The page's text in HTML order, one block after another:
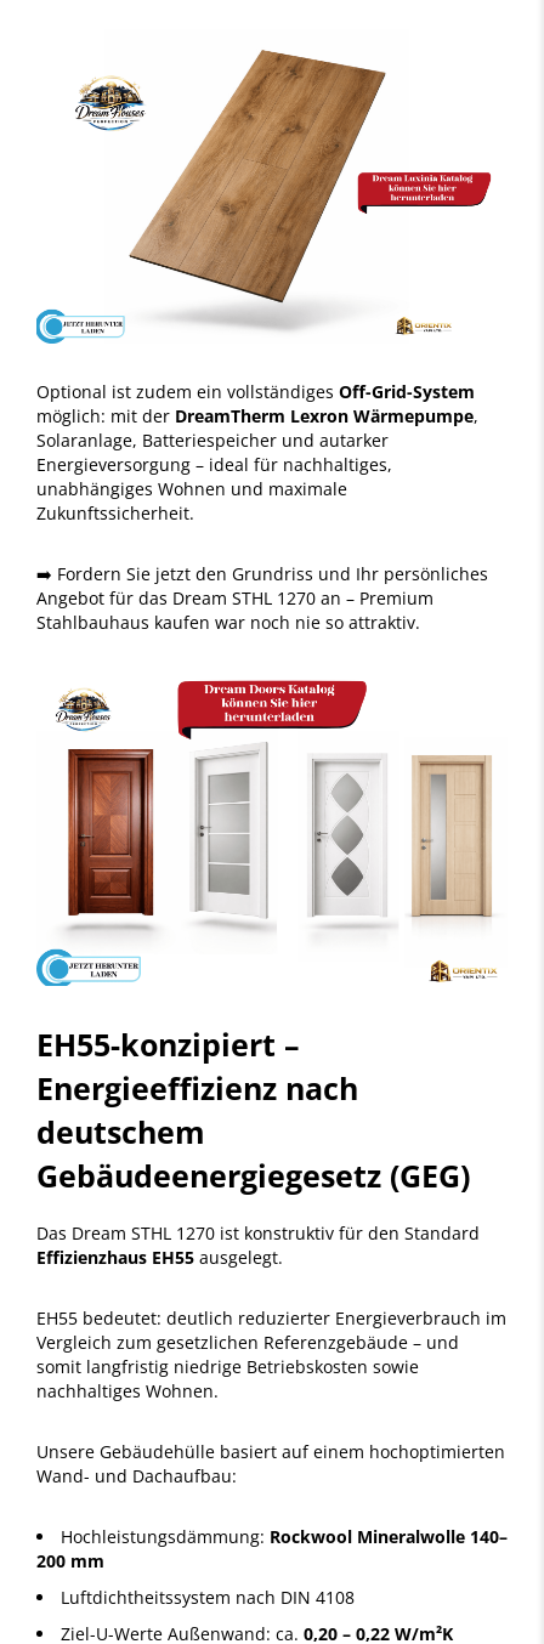
Optional ist zudem ein vollständiges Off-Grid-System
möglich: mit der DreamTherm Lexron Wärmepumpe,
Solaranlage, Batteriespeicher und autarker
Energieversorgung – ideal für nachhaltiges,
unabhängiges Wohnen und maximale
Zukunftssicherheit.
➡️ Fordern Sie jetzt den Grundriss und Ihr persönliches
Angebot für das Dream STHL 1270 an – Premium
Stahlbauhaus kaufen war noch nie so attraktiv.
EH55-konzipiert –
Energieeffizienz nach
deutschem
Gebäudeenergiegesetz (GEG)
Das Dream STHL 1270 ist konstruktiv für den Standard
Effizienzhaus EH55 ausgelegt.
EH55 bedeutet: deutlich reduzierter Energieverbrauch im
Vergleich zum gesetzlichen Referenzgebäude – und
somit langfristig niedrige Betriebskosten sowie
nachhaltiges Wohnen.
Unsere Gebäudehülle basiert auf einem hochoptimierten
Wand- und Dachaufbau:
Hochleistungsdämmung: Rockwool Mineralwolle 140–
200 mm
Luftdichtheitssystem nach DIN 4108
Ziel-U-Werte Außenwand: ca. 0,20 – 0,22 W/m²K